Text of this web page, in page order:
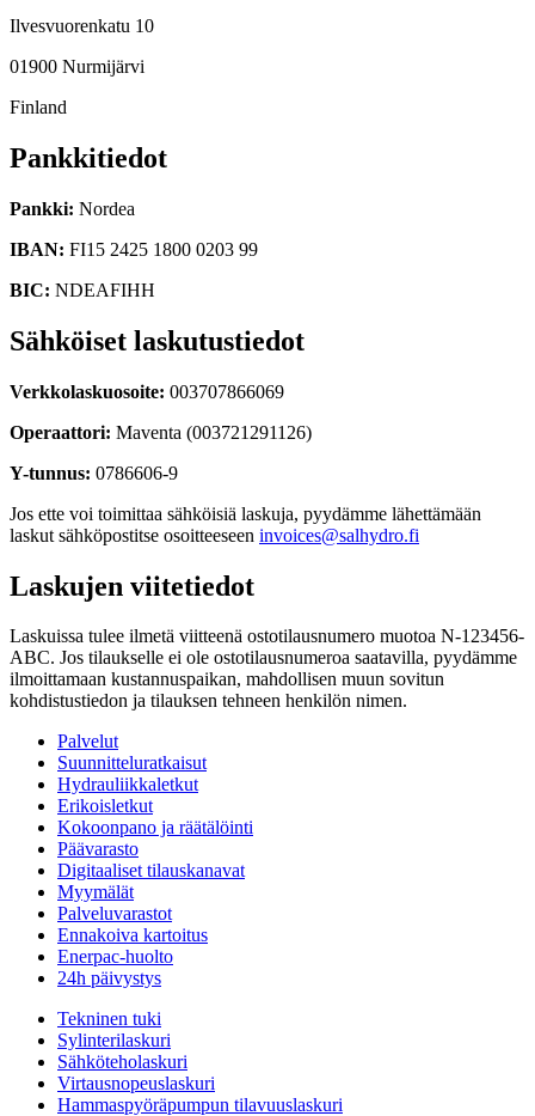
Ilvesvuorenkatu 10
01900 Nurmijärvi
Finland
Pankkitiedot
Pankki: Nordea
IBAN: FI15 2425 1800 0203 99
BIC: NDEAFIHH
Sähköiset laskutustiedot
Verkkolaskuosoite: 003707866069
Operaattori: Maventa (003721291126)
Y-tunnus: 0786606-9
Jos ette voi toimittaa sähköisiä laskuja, pyydämme lähettämään
laskut sähköpostitse osoitteeseen invoices@salhydro.fi
Laskujen viitetiedot
Laskuissa tulee ilmetä viitteenä ostotilausnumero muotoa N-123456-
ABC. Jos tilaukselle ei ole ostotilausnumeroa saatavilla, pyydämme
ilmoittamaan kustannuspaikan, mahdollisen muun sovitun
kohdistustiedon ja tilauksen tehneen henkilön nimen.
Palvelut
Suunnitteluratkaisut
Hydrauliikkaletkut
Erikoisletkut
Kokoonpano ja räätälöinti
Päävarasto
Digitaaliset tilauskanavat
Myymälät
Palveluvarastot
Ennakoiva kartoitus
Enerpac-huolto
24h päivystys
Tekninen tuki
Sylinterilaskuri
Sähköteholaskuri
Virtausnopeuslaskuri
Hammaspyöräpumpun tilavuuslaskuri